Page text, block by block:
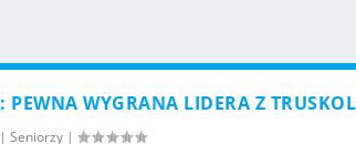
PEWNA WYGRANA LIDERA Z
Seniorzy|